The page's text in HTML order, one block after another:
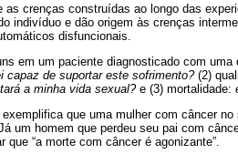
crenças construídas ao longo das
indivíduo e dão origem às crenças
disfuncionais.
em um paciente diagnosticado com uma
capaz de suportar este sofrimento?(2)
a minha vida sexual?e (3) mortalidade:
que uma mulher com câncer no
um homem que perdeu seu pai com
“a morte com câncer é agonizante”.